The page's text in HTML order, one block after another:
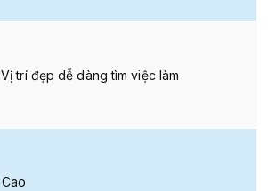
Vị trí đẹp dễ dàng tìm việc làm
Cao